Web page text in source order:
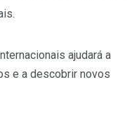
ajudará a
e a descobrir novos